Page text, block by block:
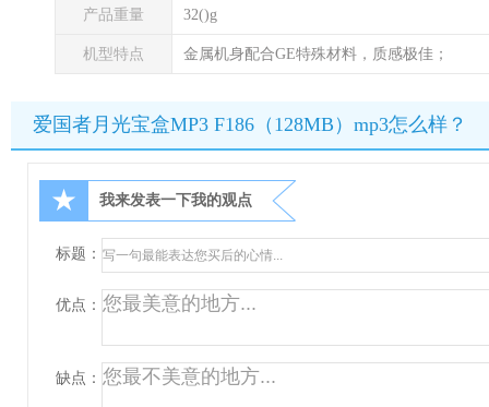
产品重量 32()g
机型特点 金属机身配合GE特殊材料，质感极佳；
爱国者月光宝盒MP3 F186（128MB）mp3怎么样？
★ 我来发表一下我的观点
标题：
优点：
缺点：